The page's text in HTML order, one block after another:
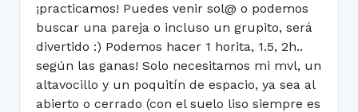
¡practicamos! Puedes venir sol@ o podemos
buscar una pareja o incluso un grupito, será
divertido :) Podemos hacer 1 horita, 1.5, 2h..
según las ganas! Solo necesitamos mi mvl, un
altavocillo y un poquitín de espacio, ya sea al
abierto o cerrado (con el suelo liso siempre es